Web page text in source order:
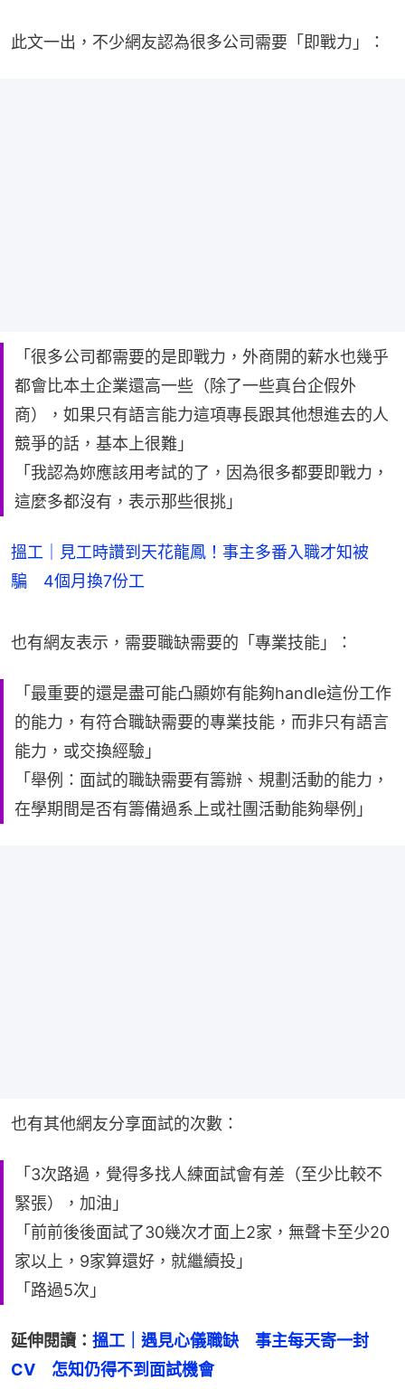
此文一出，不少網友認為很多公司需要「即戰力」：
「很多公司都需要的是即戰力，外商開的薪水也幾乎
都會比本土企業還高一些（除了一些真台企假外
商），如果只有語言能力這項專長跟其他想進去的人
競爭的話，基本上很難」
「我認為妳應該用考試的了，因為很多都要即戰力，
這麼多都沒有，表示那些很挑」
搵工｜見工時讚到天花龍鳳！事主多番入職才知被
騙 4個月換7份工
也有網友表示，需要職缺需要的「專業技能」：
「最重要的還是盡可能凸顯妳有能夠handle這份工作
的能力，有符合職缺需要的專業技能，而非只有語言
能力，或交換經驗」
「舉例：面試的職缺需要有籌辦、規劃活動的能力，
在學期間是否有籌備過系上或社團活動能夠舉例」
也有其他網友分享面試的次數：
「3次路過，覺得多找人練面試會有差（至少比較不
緊張），加油」
「前前後後面試了30幾次才面上2家，無聲卡至少20
家以上，9家算還好，就繼續投」
「路過5次」
延伸閱讀： 搵工｜遇見心儀職缺　事主每天寄一封
CV　怎知仍得不到面試機會